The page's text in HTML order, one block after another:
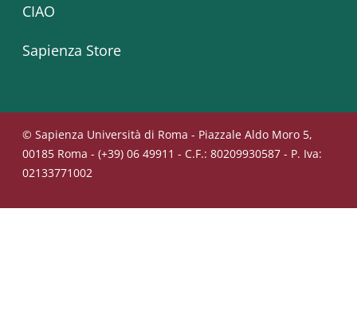
CIAO
Sapienza Store
© Sapienza Università di Roma - Piazzale Aldo Moro 5,
00185 Roma - (+39) 06 49911 - C.F.: 80209930587 - P. Iva:
02133771002